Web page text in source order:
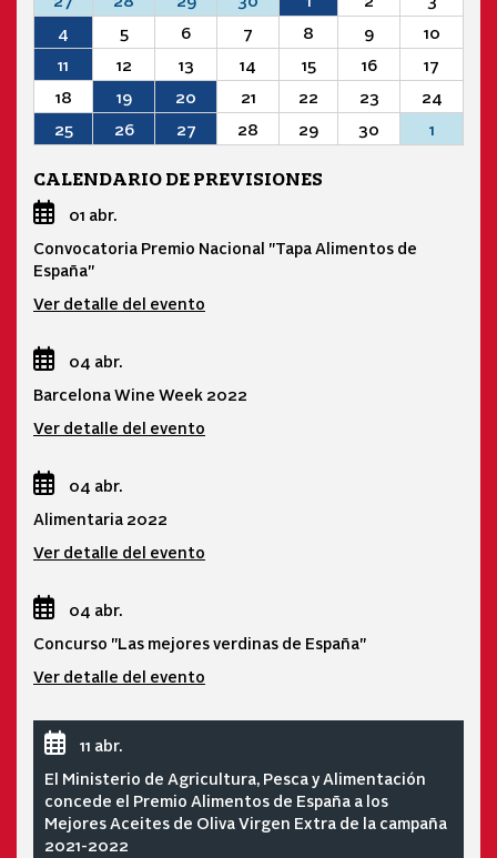
4
5 6 7 8 9
10
11
12 13 14 15 16
17
18
19 20 21 22 23
24
25
26 27 28 29 30 1
CALENDARIO DE PREVISIONES
01 abr.
Convocatoria Premio Nacional "Tapa Alimentos de
España"
Ver detalle del evento
04 abr.
Barcelona Wine Week 2022
Ver detalle del evento
04 abr.
Alimentaria 2022
Ver detalle del evento
04 abr.
Concurso "Las mejores verdinas de España"
Ver detalle del evento
11 abr.
El Ministerio de Agricultura, Pesca y Alimentación
concede el Premio Alimentos de España a los
Mejores Aceites de Oliva Virgen Extra de la campaña
2021-2022